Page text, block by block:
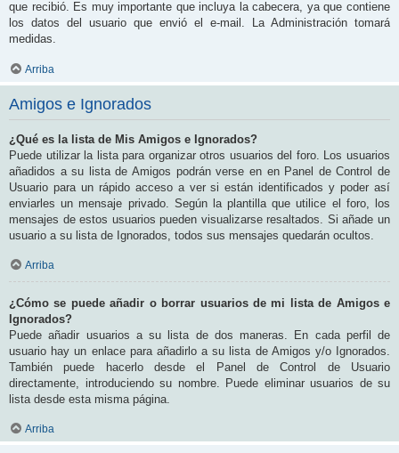
que recibió. Es muy importante que incluya la cabecera, ya que contiene
los datos del usuario que envió el e-mail. La Administración tomará
medidas.
Arriba
Amigos e Ignorados
¿Qué es la lista de Mis Amigos e Ignorados?
Puede utilizar la lista para organizar otros usuarios del foro. Los usuarios
añadidos a su lista de Amigos podrán verse en en Panel de Control de
Usuario para un rápido acceso a ver si están identificados y poder así
enviarles un mensaje privado. Según la plantilla que utilice el foro, los
mensajes de estos usuarios pueden visualizarse resaltados. Si añade un
usuario a su lista de Ignorados, todos sus mensajes quedarán ocultos.
Arriba
¿Cómo se puede añadir o borrar usuarios de mi lista de Amigos e
Ignorados?
Puede añadir usuarios a su lista de dos maneras. En cada perfil de
usuario hay un enlace para añadirlo a su lista de Amigos y/o Ignorados.
También puede hacerlo desde el Panel de Control de Usuario
directamente, introduciendo su nombre. Puede eliminar usuarios de su
lista desde esta misma página.
Arriba